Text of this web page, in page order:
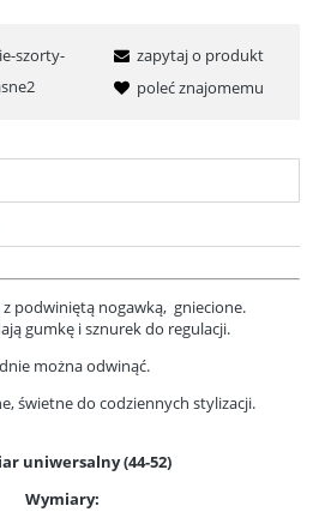
szorty-
zapytaj o produkt
poleć znajomemu
kosztów płatności
podwiniętą nogawką, gniecione.
gumkę i sznurek do regulacji.
można odwinąć.
świetne do codziennych stylizacji.
uniwersalny (44-52)
Wymiary: